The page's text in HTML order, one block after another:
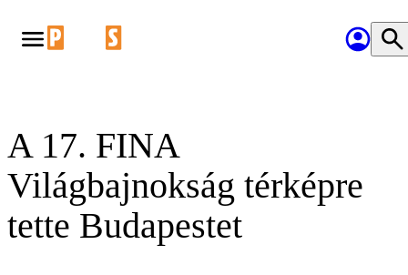
A 17. FINA
Világbajnokság térképre
tette Budapestet